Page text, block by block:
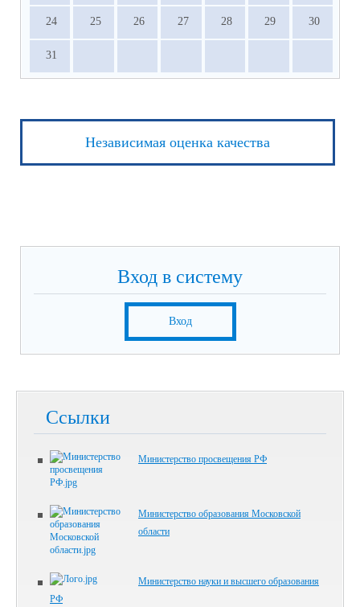
24 25 26 27 28 29 30
31
Независимая оценка качества
Вход в систему
Вход
Ссылки
Министерство просвещения РФ
Министерство образования Московской
области
Министерство науки и высшего образования
РФ